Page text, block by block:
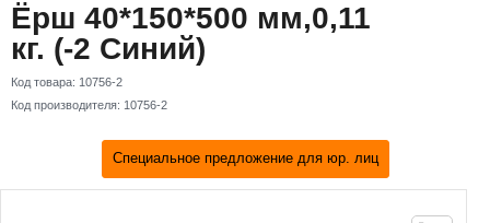
Ёрш 40*150*500 мм,0,11
кг. (-2 Синий)
Код товара: 10756-2
Код производителя: 10756-2
Специальное предложение для юр. лиц